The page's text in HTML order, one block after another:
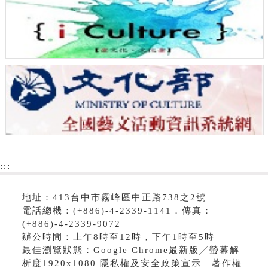
:::
地址：413台中市霧峰區中正路738之2號
電話總機：(+886)-4-2339-1141．傳真：
(+886)-4-2339-9072
辦公時間：上午8時至12時，下午1時至5時
最佳瀏覽狀態：Google Chrome最新版╱螢幕解
析度1920x1080 隱私權及安全政策宣示 | 著作權